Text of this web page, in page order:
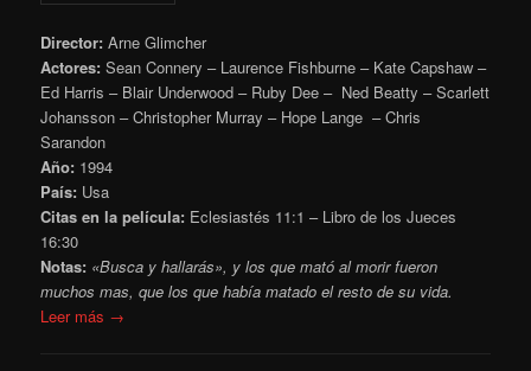
Director: Arne Glimcher
Actores: Sean Connery – Laurence Fishburne – Kate Capshaw –
Ed Harris – Blair Underwood – Ruby Dee – Ned Beatty – Scarlett
Johansson – Christopher Murray – Hope Lange – Chris
Sarandon
Año: 1994
País: Usa
Citas en la película: Eclesiastés 11:1 – Libro de los Jueces
16:30
Notas: «Busca y hallarás», y los que mató al morir fueron
muchos mas, que los que había matado el resto de su vida.
Leer más →